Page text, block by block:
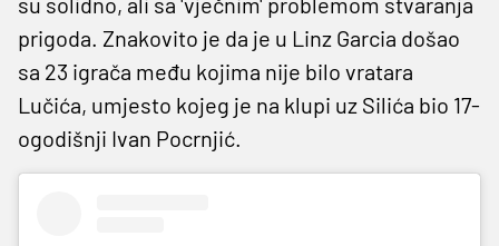
prigoda. Znakovito je da je u Linz Garcia došao
sa 23 igrača među kojima nije bilo vratara
Lučića, umjesto kojeg je na klupi uz Silića bio 17-
ogodišnji Ivan Pocrnjić.